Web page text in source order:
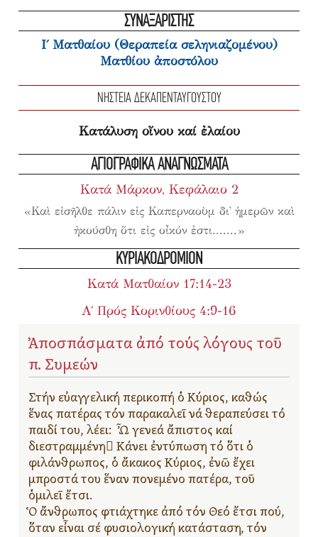
Ἀποσπάσματα ἀπό τούς λόγους τοῦ
π. Συμεών
Στήν εὐαγγελική περικοπή ὁ Κύριος, καθώς
ἕνας πατέρας τόν παρακαλεῖ νά θεραπεύσει τό
παιδί του, λέει: Ὦ γενεά ἄπιστος καί
διεστραμμένη Κάνει ἐντύπωση τό ὅτι ὁ
φιλάνθρωπος, ὁ ἄκακος Κύριος, ἐνῶ ἔχει
μπροστά του ἕναν πονεμένο πατέρα, τοῦ
ὁμιλεῖ ἔτσι.
Ὁ ἄνθρωπος φτιάχτηκε ἀπό τόν Θεό ἔτσι πού,
ὅταν εἶναι σέ φυσιολογική κατάσταση, τόν
ΣΥΝΑΞΑΡΙΣΤΗΣ
Ι΄ Ματθαίου (Θεραπεία σεληνιαζομένου)
Ματθίου ἀποστόλου
ΝΗΣΤΕΊΑ ΔΕΚΑΠΕΝΤΑΥΓΟΎΣΤΟΥ
Κατάλυση οἴνου καί ἐλαίου
ΑΓΙΟΓΡΑΦΙΚΑ ΑΝΑΓΝΩΣΜΑΤΑ
Κατά Μάρκον, Κεφάλαιο 2
«Καὶ εἰσῆλθε πάλιν εἰς Καπερναοὺμ δι᾿ ἡμερῶν καὶ
ἠκούσθη ὅτι εἰς οἶκόν ἐστι.......»
ΚΥΡΙΑΚΟΔΡΟΜΙΟΝ
Κατά Ματθαίον 17:14-23
Α΄ Πρός Κορινθίους 4:9-16